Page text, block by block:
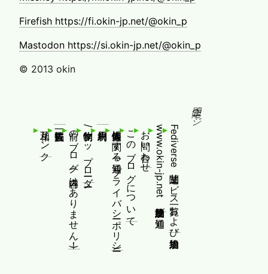
Firefish https://fi.okin-jp.net/@okin_p
Mastodon https://si.okin-jp.net/@okin_p
© 2013 okin
固定ページ
Fediverse関連サービス一覧および追加規約
www.okin-jp.net 追加規約及び通知
お問い合わせ
このブログについて
個人情報等に関する通知(プライバシーポリシー)
制作物/アップローダー
前のブログ(内容はありません！)
相互リンク